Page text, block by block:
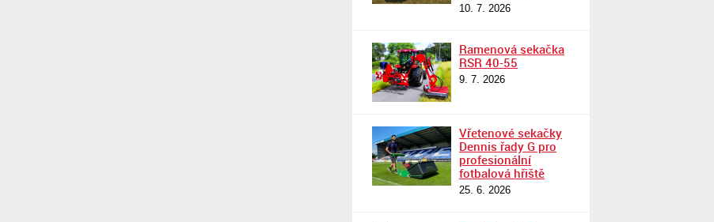
10. 7. 2026
Ramenová sekačka
RSR 40-55
9. 7. 2026
Vřetenové sekačky
Dennis řady G pro
profesionální
fotbalová hřiště
25. 6. 2026